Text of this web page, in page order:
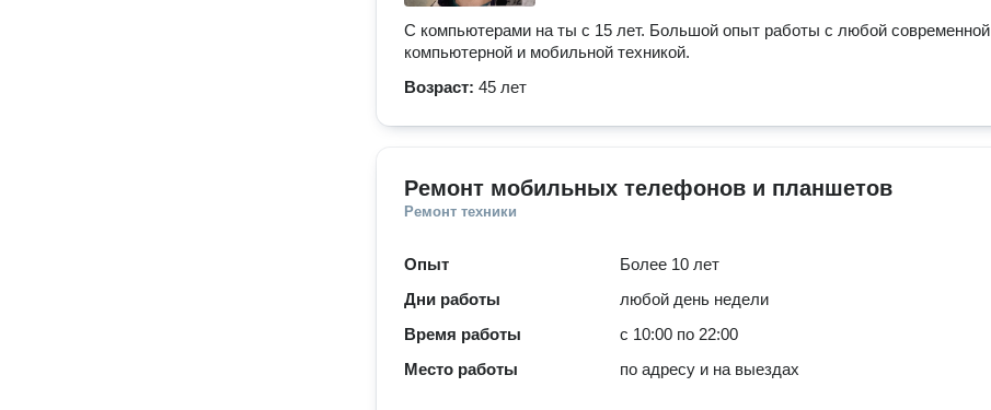
С компьютерами на ты с 15 лет. Большой опыт работы с любой современной
компьютерной и мобильной техникой.
Возраст: 45 лет
Ремонт мобильных телефонов и планшетов
Ремонт техники
Опыт
Более 10 лет
Дни работы
любой день недели
Время работы
с 10:00 по 22:00
Место работы
по адресу и на выездах